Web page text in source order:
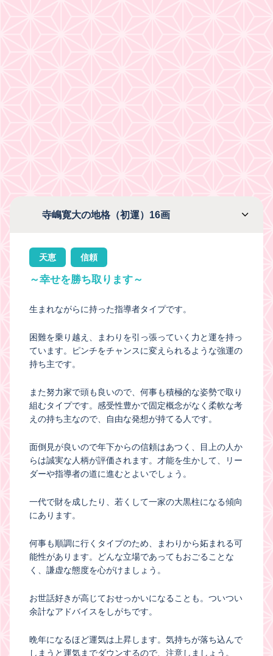
寺嶋寛大の地格（初運）16画
天恵 信頼
～幸せを勝ち取ります～
生まれながらに持った指導者タイプです。
困難を乗り越え、まわりを引っ張っていく力と運を持っ
ています。ピンチをチャンスに変えられるような強運の
持ち主です。
また努力家で頭も良いので、何事も積極的な姿勢で取り
組むタイプです。感受性豊かで固定概念がなく柔軟な考
えの持ち主なので、自由な発想が持てる人です。
面倒見が良いので年下からの信頼はあつく、目上の人か
らは誠実な人柄が評価されます。才能を生かして、リー
ダーや指導者の道に進むとよいでしょう。
一代で財を成したり、若くして一家の大黒柱になる傾向
にあります。
何事も順調に行くタイプのため、まわりから妬まれる可
能性があります。どんな立場であってもおごることな
く、謙虚な態度を心がけましょう。
お世話好きが高じておせっかいになることも。ついつい
余計なアドバイスをしがちです。
晩年になるほど運気は上昇します。気持ちが落ち込んで
しまうと運気までダウンするので、注意しましょう。